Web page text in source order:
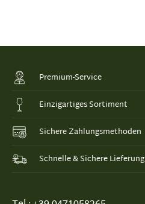
Premium-Service
Einzigartiges Sortiment
Sichere Zahlungsmethoden
Schnelle & Sichere Lieferung